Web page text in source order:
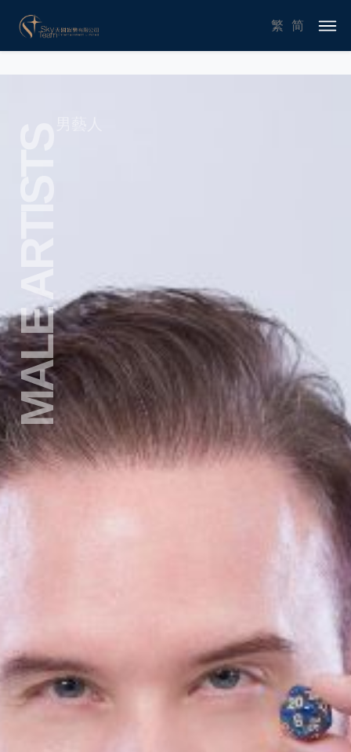
繁 简
MALE ARTISTS